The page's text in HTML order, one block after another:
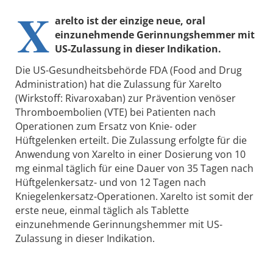
X arelto ist der einzige neue, oral
einzunehmende Gerinnungshemmer mit
US-Zulassung in dieser Indikation.
Die US-Gesundheitsbehörde FDA (Food and Drug
Administration) hat die Zulassung für Xarelto
(Wirkstoff: Rivaroxaban) zur Prävention venöser
Thromboembolien (VTE) bei Patienten nach
Operationen zum Ersatz von Knie- oder
Hüftgelenken erteilt. Die Zulassung erfolgte für die
Anwendung von Xarelto in einer Dosierung von 10
mg einmal täglich für eine Dauer von 35 Tagen nach
Hüftgelenkersatz- und von 12 Tagen nach
Kniegelenkersatz-Operationen. Xarelto ist somit der
erste neue, einmal täglich als Tablette
einzunehmende Gerinnungshemmer mit US-
Zulassung in dieser Indikation.